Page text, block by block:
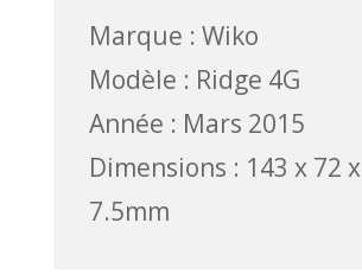
Marque : Wiko
Modèle : Ridge 4G
Année : Mars 2015
Dimensions : 143 x 72 x
7.5mm